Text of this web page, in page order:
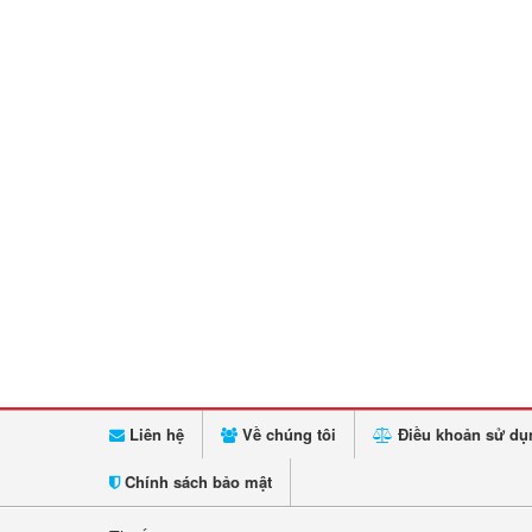
Liên hệ Về chúng tôi Điều khoản sử
Chính sách bảo mật